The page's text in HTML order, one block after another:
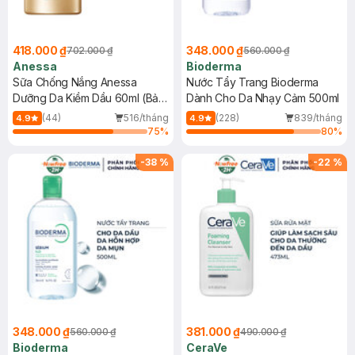
418.000 ₫702.000 ₫
Anessa
Sữa Chống Nắng Anessa
Dưỡng Da Kiềm Dầu 60ml (Bản
Mới)
4.9 (44)
516/tháng
75%
348.000 ₫560.000 ₫
Bioderma
Nước Tẩy Trang Bioderma
Dành Cho Da Nhạy Cảm 500ml
4.9 (228)
839/tháng
80%
-38 %
348.000 ₫560.000 ₫
Bioderma
-22 %
381.000 ₫490.000 ₫
CeraVe